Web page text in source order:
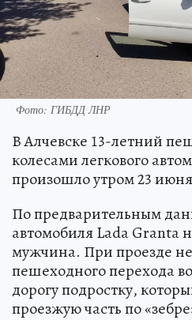
Фото: ГИБДД ЛНР
В Алчевске 13-летний
колесами легкового
произошло утром 23
По предварительным
автомобиля Lada Granta
мужчина. При проезде
пешеходного перехода
дорогу подростку,
проезжую часть по